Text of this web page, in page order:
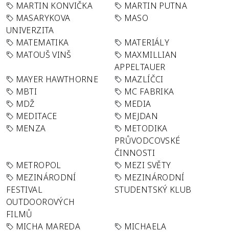
MARTIN KONVIČKA
MARTIN PUTNA
MASARYKOVA
UNIVERZITA
MASO
MATEMATIKA
MATERIÁLY
MATOUŠ VINŠ
MAXMILLIAN
APPELTAUER
MAYER HAWTHORNE
MAZLÍČCI
MBTI
MC FABRIKA
MDŽ
MEDIA
MEDITACE
MEJDAN
MENZA
METODIKA
PRŮVODCOVSKÉ
ČINNOSTI
METROPOL
MEZI SVĚTY
MEZINÁRODNÍ
FESTIVAL
OUTDOOROVÝCH
FILMŮ
MEZINÁRODNÍ
STUDENTSKÝ KLUB
MICHA MAREDA
MICHAELA